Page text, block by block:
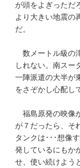
が頭をよぎっただ
より大きい地震の
だ。
数メートル級の
しれない。南スー
一陣派遣の大半が
をさぞかし心配し
福島原発の映像
が７だったら、そ
タンクは･･･想像
発しているにもか
せ、使い続けよう